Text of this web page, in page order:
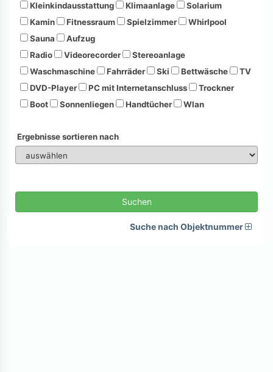
Kleinkindausstattung
Klimaanlage
Solarium
Kamin
Fitnessraum Spielzimmer
Whirlpool
Sauna
Aufzug
Radio
Videorecorder
Stereoanlage
Waschmaschine
Fahrräder Ski Bettwäsche
TV
DVD-Player
PC mit Internetanschluss
Trockner
Boot
Sonnenliegen Handtücher Wlan
Ergebnisse sortieren nach
Suchen
Suche nach Objektnummer